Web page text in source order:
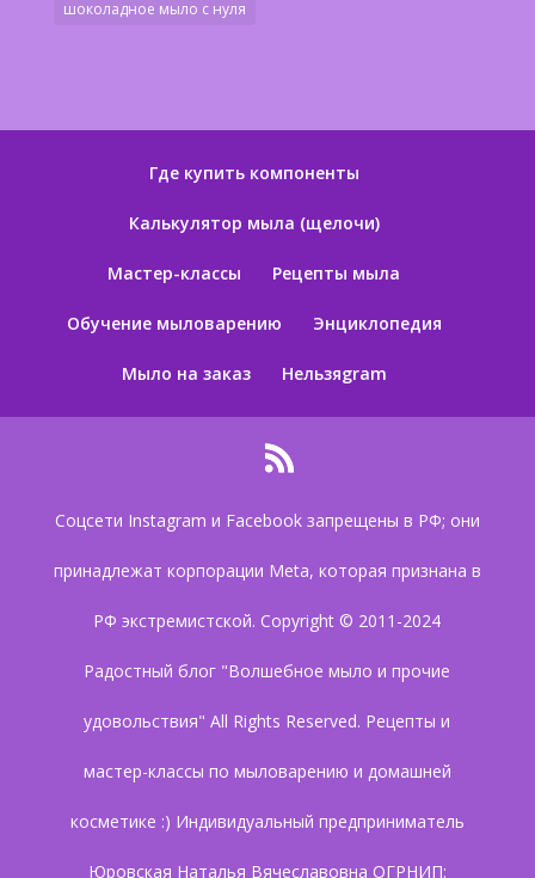
шоколадное мыло с нуля
Где купить компоненты
Калькулятор мыла (щелочи)
Мастер-классы Рецепты мыла
Обучение мыловарению Энциклопедия
Мыло на заказ Нельзяgram
Соцсети Instagram и Facebook запрещены в РФ; они
принадлежат корпорации Meta, которая признана в
РФ экстремистской. Copyright © 2011-2024
Радостный блог "Волшебное мыло и прочие
удовольствия" All Rights Reserved. Рецепты и
мастер-классы по мыловарению и домашней
косметике :) Индивидуальный предприниматель
Юровская Наталья Вячеславовна ОГРНИП: